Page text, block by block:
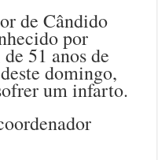
de Cândido
por
de 51 anos de
domingo,
um infarto.